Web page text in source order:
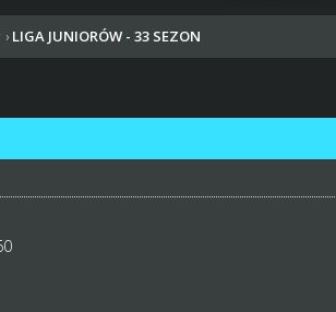
› LIGA JUNIORÓW - 33 SEZON